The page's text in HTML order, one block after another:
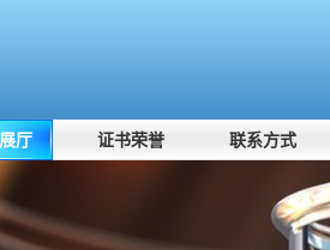
厅 证书荣誉 联系方式